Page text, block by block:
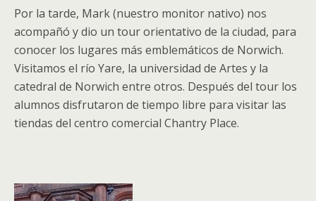
Por la tarde, Mark (nuestro monitor nativo) nos
acompañó y dio un tour orientativo de la ciudad, para
conocer los lugares más emblemáticos de Norwich.
Visitamos el río Yare, la universidad de Artes y la
catedral de Norwich entre otros. Después del tour los
alumnos disfrutaron de tiempo libre para visitar las
tiendas del centro comercial Chantry Place.